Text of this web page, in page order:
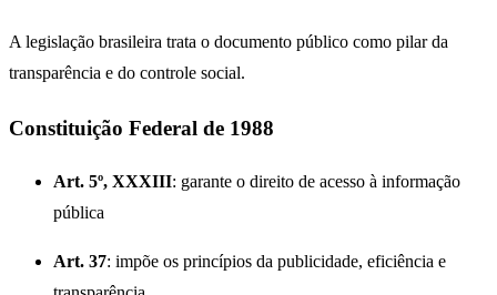
A legislação brasileira trata o documento público como pilar da
transparência e do controle social.
Constituição Federal de 1988
Art. 5º, XXXIII: garante o direito de acesso à informação
pública
Art. 37: impõe os princípios da publicidade, eficiência e